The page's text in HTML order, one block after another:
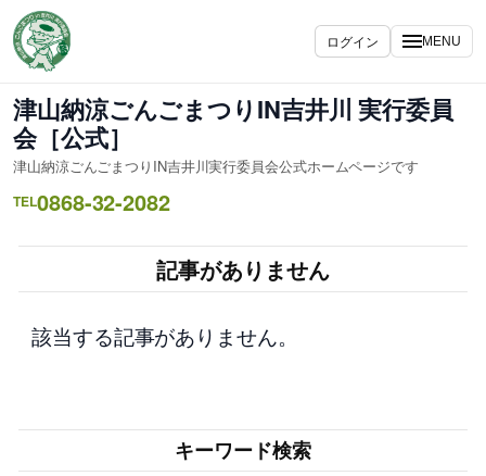
容
を
ス
キ
ッ
プ
ログイン MENU
津山納涼ごんごまつりIN吉井川 実行委員
会［公式］
津山納涼ごんごまつりIN吉井川実行委員会公式ホームページです
TEL0868-32-2082
記事がありません
該当する記事がありません。
キーワード検索